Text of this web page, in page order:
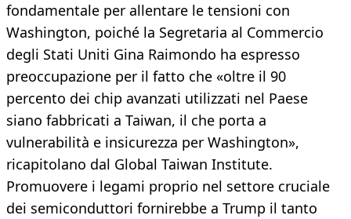
fondamentale per allentare le tensioni con
Washington, poiché la Segretaria al Commercio
degli Stati Uniti Gina Raimondo ha espresso
preoccupazione per il fatto che «oltre il 90
percento dei chip avanzati utilizzati nel Paese
siano fabbricati a Taiwan, il che porta a
vulnerabilità e insicurezza per Washington»,
ricapitolano dal Global Taiwan Institute.
Promuovere i legami proprio nel settore cruciale
dei semiconduttori fornirebbe a Trump il tanto